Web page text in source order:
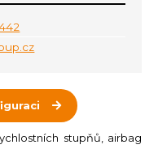
stupňů, airbag